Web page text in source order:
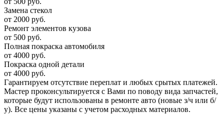
Замена стекол
от 2000 руб.
Ремонт элементов кузова
от 500 руб.
Полная покраска автомобиля
от 4000 руб.
Покраска одной детали
от 4000 руб.
Гарантируем отсутствие переплат и любых срытых платежей.
Мастер проконсультируется с Вами по поводу вида запчастей,
которые будут использованы в ремонте авто (новые з/ч или б/
у). Все цены указаны с учетом расходных материалов.